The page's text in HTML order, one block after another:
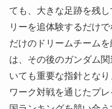
ても、大きな足跡を残
リーを追体験するだけ
だけのドリームチーム
は、その後のガンダム
いても重要な指針とな
ワーク対戦を通じたプ